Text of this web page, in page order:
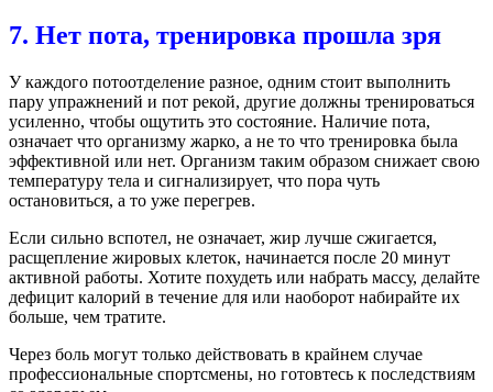
7. Нет пота, тренировка прошла зря
У каждого потоотделение разное, одним стоит выполнить
пару упражнений и пот рекой, другие должны тренироваться
усиленно, чтобы ощутить это состояние. Наличие пота,
означает что организму жарко, а не то что тренировка была
эффективной или нет. Организм таким образом снижает свою
температуру тела и сигнализирует, что пора чуть
остановиться, а то уже перегрев.
Если сильно вспотел, не означает, жир лучше сжигается,
расщепление жировых клеток, начинается после 20 минут
активной работы. Хотите похудеть или набрать массу, делайте
дефицит калорий в течение для или наоборот набирайте их
больше, чем тратите.
Через боль могут только действовать в крайнем случае
профессиональные спортсмены, но готовтесь к последствиям